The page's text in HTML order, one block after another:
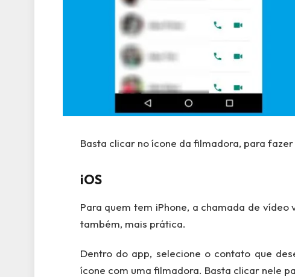
Basta clicar no ícone da filmadora, para
iOS
Para quem tem iPhone, a chamada de
também, mais prática.
Dentro do app, selecione o contato que
ícone com uma filmadora. Basta clicar nele